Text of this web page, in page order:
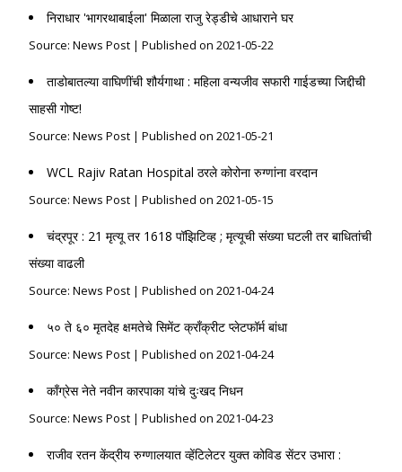
निराधार 'भागरथाबाईला' मिळाला राजु रेड्डीचे आधाराने घर
Source: News Post Published on 2021-05-22
ताडोबातल्या वाघिणींची शौर्यगाथा : महिला वन्यजीव सफारी गाईडच्या जिद्दीची
साहसी गोष्ट!
Source: News Post Published on 2021-05-21
WCL Rajiv Ratan Hospital ठरले कोरोना रुग्णांना वरदान
Source: News Post Published on 2021-05-15
चंद्रपूर : 21 मृत्यू तर 1618 पॉझिटिव्ह ; मृत्यूची संख्या घटली तर बाधितांची
संख्या वाढली
Source: News Post Published on 2021-04-24
५० ते ६० मृतदेह क्षमतेचे सिमेंट क्राँक्रीट प्लेटफॉर्म बांधा
Source: News Post Published on 2021-04-24
काँग्रेस नेते नवीन कारपाका यांचे दुःखद निधन
Source: News Post Published on 2021-04-23
राजीव रतन केंद्रीय रुग्णालयात व्हेंटिलेटर युक्त कोविड सेंटर उभारा :